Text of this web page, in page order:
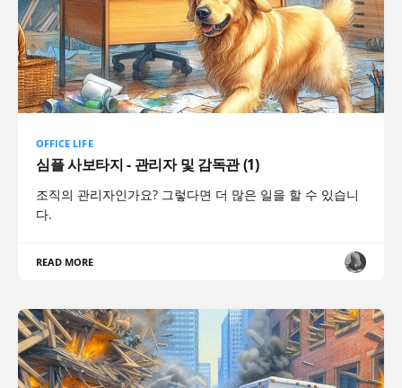
OFFICE LIFE
심플 사보타지 - 관리자 및 감독관 (1)
조직의 관리자인가요? 그렇다면 더 많은 일을 할 수 있습니
다.
READ MORE